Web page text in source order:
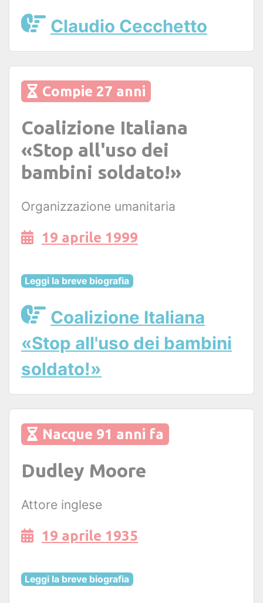
Claudio Cecchetto
Compie 27 anni
Coalizione Italiana
«Stop all'uso dei
bambini soldato!»
Organizzazione umanitaria
19 aprile 1999
Leggi la breve biografia
Coalizione Italiana
«Stop all'uso dei bambini
soldato!»
Nacque 91 anni fa
Dudley Moore
Attore inglese
19 aprile 1935
Leggi la breve biografia